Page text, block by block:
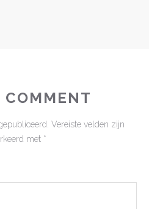
COMMENT
Vereiste velden zijn
met *